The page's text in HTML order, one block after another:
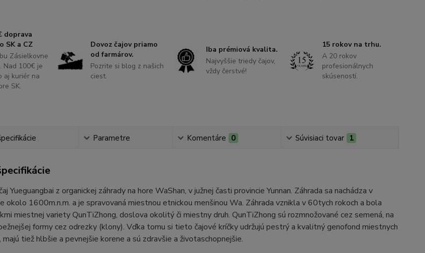
doprava
SK a CZ
Zásielkovne
Nad 100€ je
aj kuriér na
SK.
Dovoz čajov priamo
od farmárov.
Pozrite si blog z našich
ciest.
Iba prémiová kvalita.
Najvyššie triedy čajov,
vždy čerstvé!
15 rokov na trhu.
A 20 rokov
profesionálnych
skúseností.
Parametre Komentáre 0 Súvisiaci tovar 1
Yueguangbai z organickej záhrady na hore WaShan, v južnej časti provincie Yunnan. Záhrada sa nachádza v
okolo 1600m.n.m. a je spravovaná miestnou etnickou menšinou Wa. Záhrada vznikla v 60tych rokoch a bola
miestnej variety QunTiZhong, doslova okolitý či miestny druh. QunTiZhong sú rozmnožované cez semená, na
formy cez odrezky (klony). Vďka tomu si tieto čajové kríčky udržujú pestrý a kvalitný genofond miestnych
majú tiež hlbšie a pevnejšie korene a sú zdravšie a životaschopnejšie.